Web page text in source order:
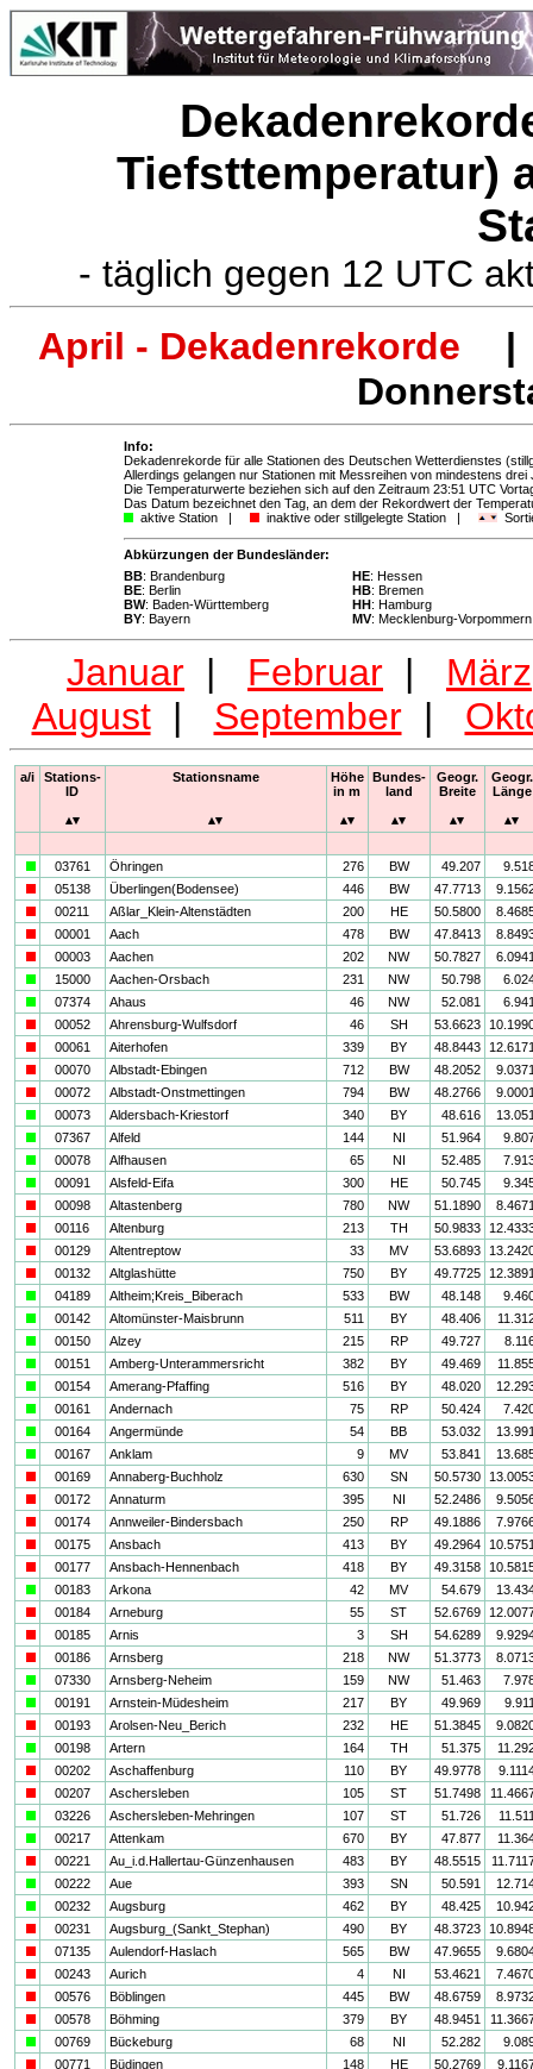
Tiefsttemperatur)
- täglich gegen 12 UTC
April - Dekadenrekorde
|
Info:
Dekadenrekorde für alle Stationen des Deutschen Wetterdienstes
Allerdings gelangen nur Stationen mit Messreihen von mindestens
Die Temperaturwerte beziehen sich auf den Zeitraum 23:51 UTC
Das Datum bezeichnet den Tag, an dem der Rekordwert der
aktive Station |
inaktive oder stillgelegte Station |
Abkürzungen der Bundesländer:
BB: Brandenburg
BE: Berlin
BW: Baden-Württemberg
BY: Bayern
HE: Hessen
HB: Bremen
HH: Hamburg
MV: Mecklenburg-Vorpommern
Januar | Februar | März
August| September|
a/i
Stations-
ID
Stationsname
Höhe
in m
Bundes-
land
Geogr.
Breite
Geogr.
Länge
03761 Öhringen 276 BW 49.207
05138 Überlingen(Bodensee) 446 BW 47.7713
00211 Aßlar_Klein-Altenstädten 200 HE 50.5800
00001 Aach 478 BW 47.8413
00003 Aachen 202 NW 50.7827
15000 Aachen-Orsbach 231 NW 50.798
07374 Ahaus 46 NW 52.081
00052 Ahrensburg-Wulfsdorf 46 SH 53.6623
00061 Aiterhofen 339 BY 48.8443
00070 Albstadt-Ebingen 712 BW 48.2052
00072 Albstadt-Onstmettingen 794 BW 48.2766
00073 Aldersbach-Kriestorf 340 BY 48.616
07367 Alfeld 144 NI 51.964
00078 Alfhausen 65 NI 52.485
00091 Alsfeld-Eifa 300 HE 50.745
00098 Altastenberg 780 NW 51.1890
00116 Altenburg 213 TH 50.9833
00129 Altentreptow 33 MV 53.6893
00132 Altglashütte 750 BY 49.7725
04189 Altheim;Kreis_Biberach 533 BW 48.148
00142 Altomünster-Maisbrunn 511 BY 48.406
00150 Alzey 215 RP 49.727
00151 Amberg-Unterammersricht 382 BY 49.469
00154 Amerang-Pfaffing 516 BY 48.020
00161 Andernach 75 RP 50.424
00164 Angermünde 54 BB 53.032
00167 Anklam 9 MV 53.841
00169 Annaberg-Buchholz 630 SN 50.5730
00172 Annaturm 395 NI 52.2486
00174 Annweiler-Bindersbach 250 RP 49.1886
00175 Ansbach 413 BY 49.2964
00177 Ansbach-Hennenbach 418 BY 49.3158
00183 Arkona 42 MV 54.679
00184 Arneburg 55 ST 52.6769
00185 Arnis 3 SH 54.6289
00186 Arnsberg 218 NW 51.3773
07330 Arnsberg-Neheim 159 NW 51.463
00191 Arnstein-Müdesheim 217 BY 49.969
00193 Arolsen-Neu_Berich 232 HE 51.3845
00198 Artern 164 TH 51.375
00202 Aschaffenburg 110 BY 49.9778
00207 Aschersleben 105 ST 51.7498
03226 Aschersleben-Mehringen 107 ST 51.726
00217 Attenkam 670 BY 47.877
00221 Au_i.d.Hallertau-Günzenhausen 483 BY 48.5515
00222 Aue 393 SN 50.591
00232 Augsburg 462 BY 48.425
00231 Augsburg_(Sankt_Stephan) 490 BY 48.3723
07135 Aulendorf-Haslach 565 BW 47.9655
00243 Aurich 4 NI 53.4621
00576 Böblingen 445 BW 48.6759
00578 Böhming 379 BY 48.9451
00769 Bückeburg 68 NI 52.282
00771 Büdingen 148 HE 50.2769